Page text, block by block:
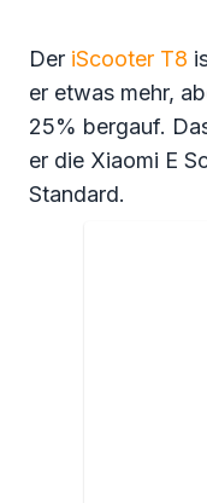
Der iScooter T8
er etwas mehr,
25% bergauf.
er die Xiaomi E
Standard.